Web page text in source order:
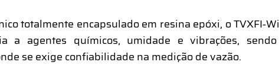
totalmente encapsulado em resina epóxi, o
a agentes químicos, umidade e vibrações,
se exige confiabilidade na medição de vazão.